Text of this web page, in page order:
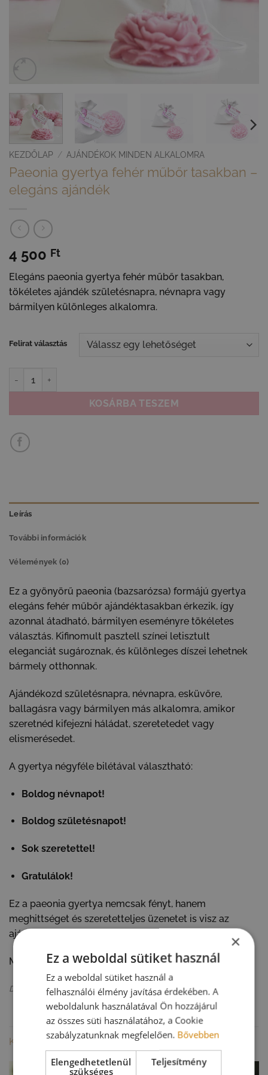
KEZDŐLAP / AJÁNDÉKOK MINDEN ALKALOMRA
Paeonia gyertya fehér műbőr tasakban –
elegáns ajándék
4 500 Ft
Elegáns paeonia gyertya fehér műbőr tasakban,
tökéletes ajándék születésnapra, névnapra vagy
bármilyen különleges alkalomra.
Felirat választás
KOSÁRBA TESZEM
Leírás
További információk
Vélemények (0)
Ez a gyönyörű paeonia (bazsarózsa) formájú gyertya
elegáns fehér műbőr ajándéktasakban érkezik, így
azonnal átadható, bármilyen eseményre tökéletes
választás. Kifinomult pasztell színei letisztult
eleganciát sugároznak, és különleges díszei lehetnek
bármely otthonnak.
Ajándékozd születésnapra, névnapra, esküvőre,
ballagásra vagy bármilyen más alkalomra, amikor
szeretnéd kifejezni háládat, szeretetedet vagy
elismerésedet.
A gyertya négyféle bilétával választható:
Boldog névnapot!
Boldog születésnapot!
Sok szeretettel!
Gratulálok!
Ez a paeonia gyertya nemcsak fényt, hanem
meghittséget és szeretetteljes üzenetet is visz az
ajándékozás pillanatába.
Mérete: 10×14 cm
Dobozaink sérülteket foglalkoztató üzemben készülnek.
KAPCSOLÓDÓ TERMÉKEK
×
Ez a weboldal sütiket használ
Ez a weboldal sütiket használ a
felhasználói élmény javítása érdekében. A
weboldalunk használatával Ön hozzájárul
az összes süti használatához, a Cookie
szabályzatunknak megfelelően. Bővebben
Elengedhetetlenül
szükséges
Teljesítmény